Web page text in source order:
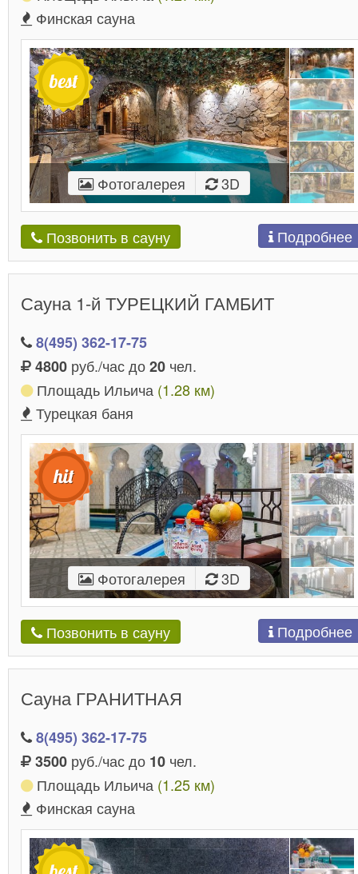
Финская сауна
Фотогалерея 3D
Позвонить в сауну Подробнее
Сауна 1-й ТУРЕЦКИЙ ГАМБИТ
8(495) 362-17-75
4800 руб./час до20 чел.
Площадь Ильича (1.28 км)
Турецкая баня
Фотогалерея 3D
Позвонить в сауну Подробнее
Сауна ГРАНИТНАЯ
8(495) 362-17-75
3500 руб./час до 10 чел.
Площадь Ильича (1.25 км)
Финская сауна